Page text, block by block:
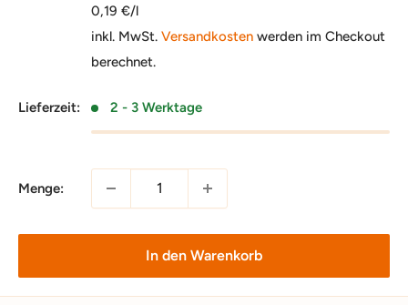
0,19 €/l
inkl. MwSt. Versandkosten werden im Checkout
berechnet.
Lieferzeit: 2 - 3 Werktage
Menge:
In den Warenkorb